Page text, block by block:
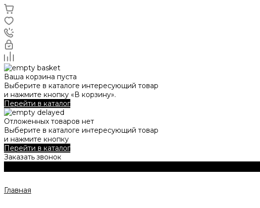
Ваша корзина пуста
Выберите в каталоге интересующий товар
и нажмите кнопку «В корзину».
Перейти в каталог
Отложенных товаров нет
Выберите в каталоге интересующий товар
и нажмите кнопку
Перейти в каталог
Заказать звонок
Главная